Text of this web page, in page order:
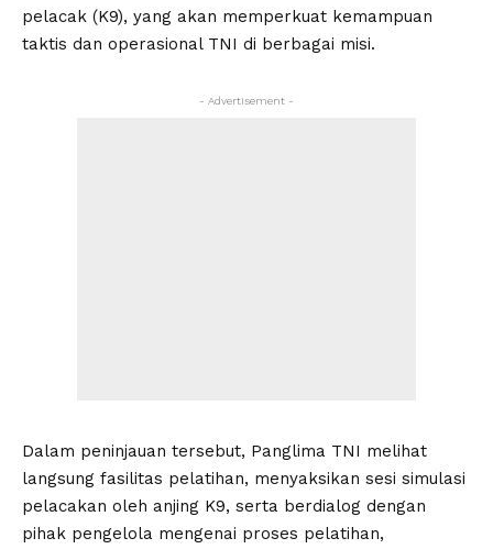
pelacak (K9), yang akan memperkuat kemampuan
taktis dan operasional TNI di berbagai misi.
- Advertisement -
Dalam peninjauan tersebut, Panglima TNI melihat
langsung fasilitas pelatihan, menyaksikan sesi simulasi
pelacakan oleh anjing K9, serta berdialog dengan
pihak pengelola mengenai proses pelatihan,